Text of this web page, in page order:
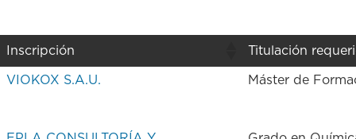
Inscripción
Titulación
Inscripción
Titulación
VIOKOX S.A.U. Máster de